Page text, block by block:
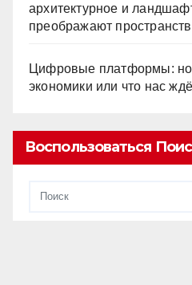
архитектурное и
преображают
Цифровые платформы:
экономики или что нас
Воспользоваться